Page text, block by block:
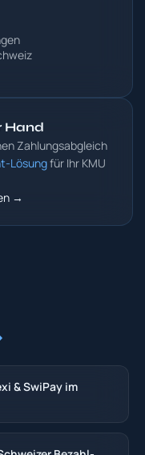
Hand
Zahlungsabgleich
Lösungfür Ihr KMU
→
& SwiPay im